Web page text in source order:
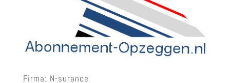
Firma: N-surance